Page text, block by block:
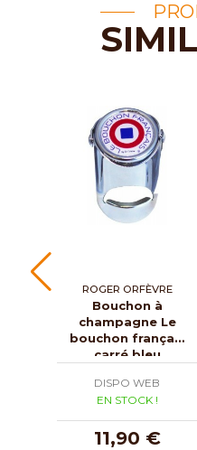
ROGER ORFÈVRE
Bouchon à
champagne Le
bouchon français
carré bleu
DISPO WEB
EN STOCK !
11,90 €